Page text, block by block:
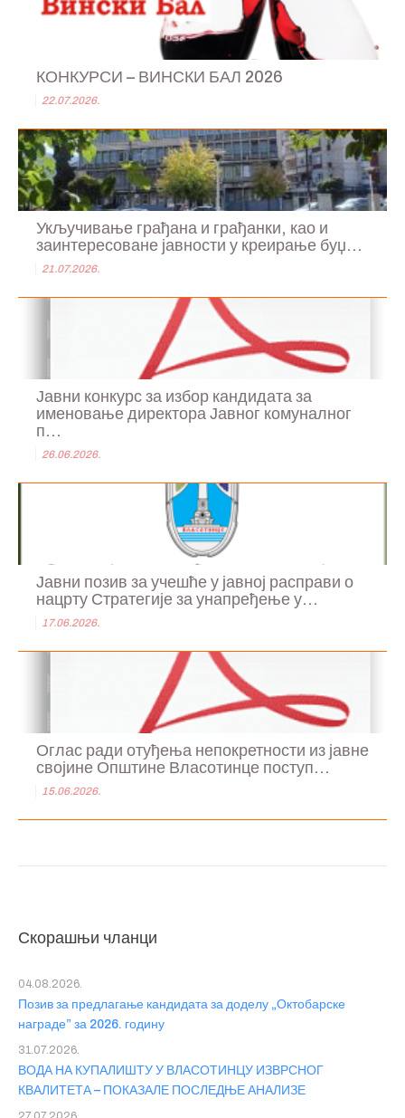
КОНКУРСИ – ВИНСКИ БАЛ 2026
22.07.2026.
Укључивање грађана и грађанки, као и
заинтересоване јавности у креирање буџ...
21.07.2026.
Јавни конкурс за избор кандидата за
именовање директора Јавног комуналног
п...
26.06.2026.
Јавни позив за учешће у јавној расправи о
нацрту Стратегије за унапређење у...
17.06.2026.
Оглас ради отуђења непокретности из јавне
својине Општине Власотинце поступ...
15.06.2026.
Скорашњи чланци
Позив за предлагање кандидата за доделу „Октобарске
награде” за 2026. годину
04.08.2026.
ВОДА НА КУПАЛИШТУ У ВЛАСОТИНЦУ ИЗВРСНОГ
КВАЛИТЕТА – ПОКАЗАЛЕ ПОСЛЕДЊЕ АНАЛИЗЕ
31.07.2026.